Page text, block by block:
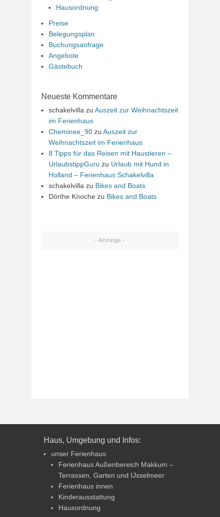
Hausordnung
Preise
Belegungsplan
Buchungsanfrage
Angebote
Gästebuch
Neueste Kommentare
schakelvilla zu Auszeit zur Weihnachtszeit
im Ferienhaus
Cheminee_90 zu Auszeit zur
Weihnachtszeit im Ferienhaus
8 Tipps für das Reisen mit Haustieren –
UrlaubstippGuru zu Urlaub mit Hund in
Holland – Ferienhaus Schakelvilla
schakelvilla zu Bikes and Boats
Dörthe Knoche zu Bikes and Boats
- Anzeige -
Haus, Umgebung und Infos:
unser Ferienhaus
Ferienhaus Außenbereich Makkum –
Terrassen, Garten und IJsselmeer
Ferienhaus innen
Kinderausstattung
Hausordnung